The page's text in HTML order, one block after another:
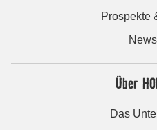
Prospekte
Über
Das